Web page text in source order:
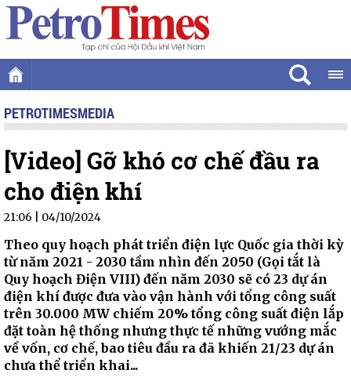
PETROTIMESMEDIA
[Video] Gỡ khó cơ chế đầu ra
cho điện khí
21:06 | 04/10/2024
Theo quy hoạch phát triển điện lực Quốc gia thời kỳ
từ năm 2021 - 2030 tầm nhìn đến 2050 (Gọi tắt là
Quy hoạch Điện VIII) đến năm 2030 sẽ có 23 dự án
điện khí được đưa vào vận hành với tổng công suất
trên 30.000 MW chiếm 20% tổng công suất điện lắp
đặt toàn hệ thống nhưng thực tế những vướng mắc
về vốn, cơ chế, bao tiêu đầu ra đã khiến 21/23 dự án
chưa thể triển khai...